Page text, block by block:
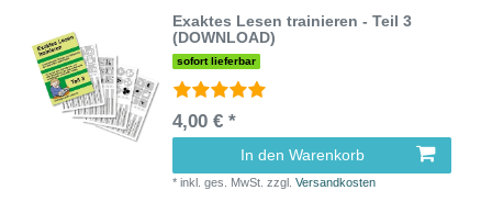
Exaktes Lesen trainieren - Teil 3
(DOWNLOAD)
sofort lieferbar
4,00 € *
In den Warenkorb
*inkl. ges. MwSt. zzgl.Versandkosten